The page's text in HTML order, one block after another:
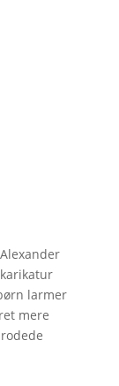
larmer
mere